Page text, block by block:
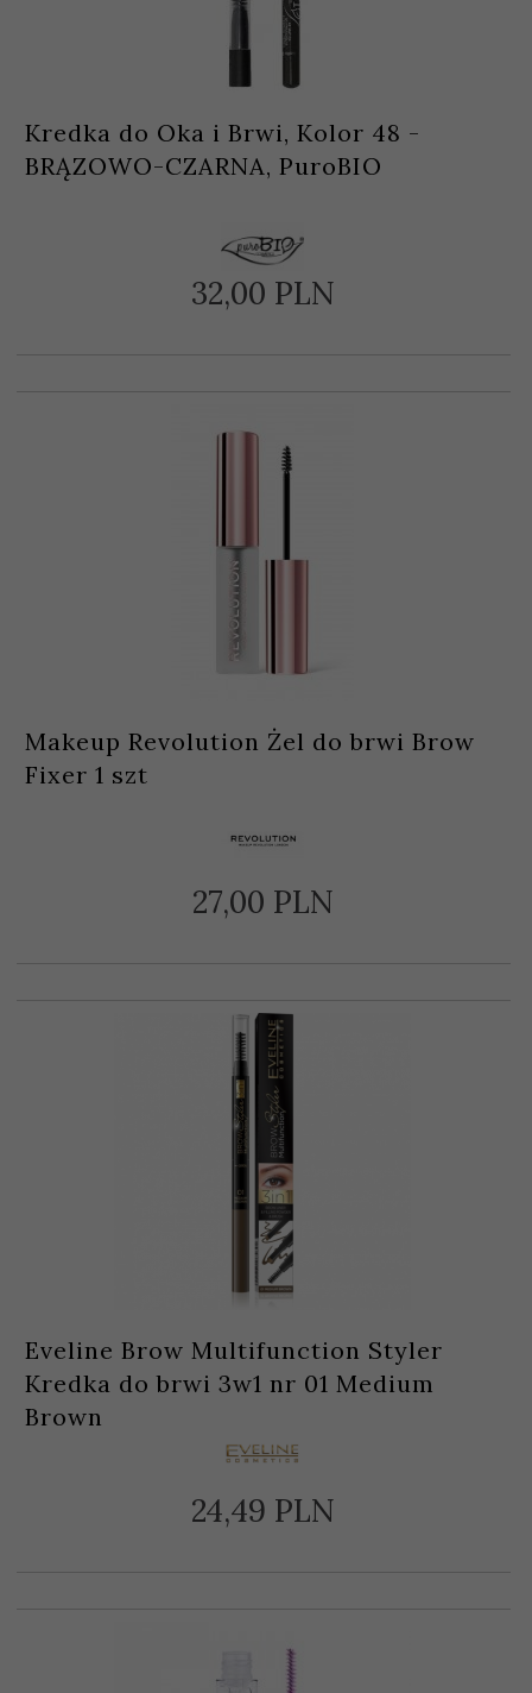
Kredka do Oka i Brwi, Kolor 48 -
BRĄZOWO-CZARNA, PuroBIO
32,00 PLN
Makeup Revolution Żel do brwi Brow
Fixer 1 szt
27,00 PLN
Eveline Brow Multifunction Styler
Kredka do brwi 3w1 nr 01 Medium
Brown
24,49 PLN